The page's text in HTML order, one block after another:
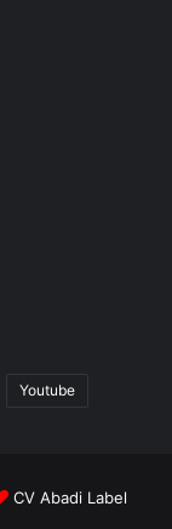
Youtube
CV Abadi Label